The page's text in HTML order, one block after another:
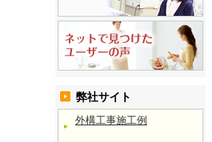
弊社サイト
外構工事施工例